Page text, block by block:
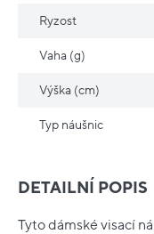
DETAILNÍ POPIS
Tyto dámské visací
Ryzost
Vaha (g)
Výška (cm)
Typ náušnic